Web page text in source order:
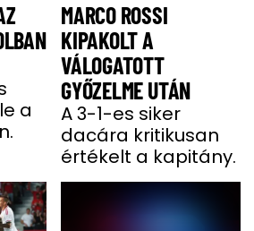
a
MARCO ROSSI
KIPAKOLT A
VÁLOGATOTT
GYŐZELME UTÁN
A 3-1-es siker
dacára kritikusan
értékelt a kapitány.